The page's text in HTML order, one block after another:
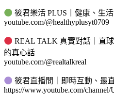
筱君樂活 PLUS｜健康、生
youtube.com/@healthyplusyt0709
REAL TALK 真實對話｜直
的真心話
youtube.com/@realtalkreal
筱君直播間｜即時互動、最
https://www.youtube.com/